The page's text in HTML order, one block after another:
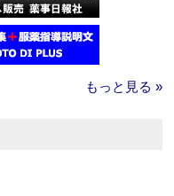
もっと見る »